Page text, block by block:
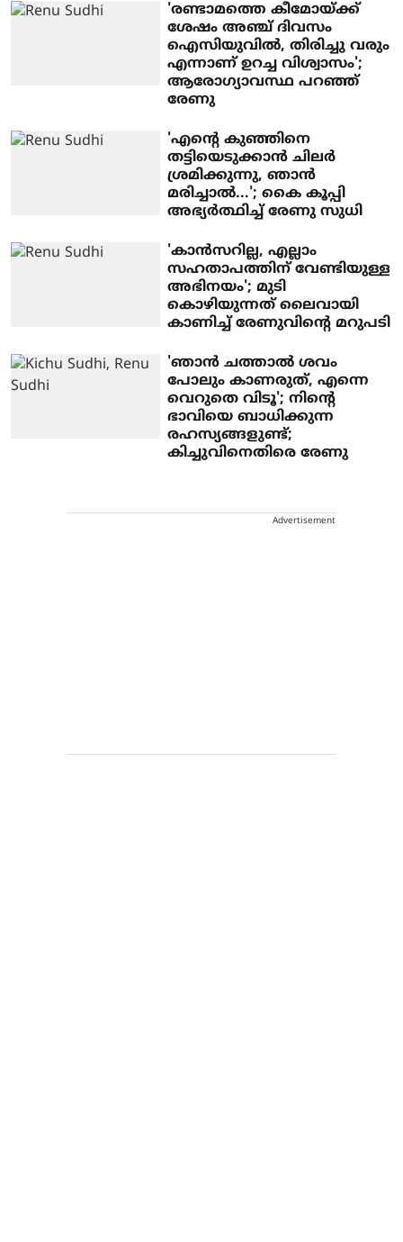
'രണ്ടാമത്തെ കീമോയ്ക്ക്
ശേഷം അഞ്ച് ദിവസം
ഐസിയുവിൽ, തിരിച്ചു വരും
എന്നാണ് ഉറച്ച വിശ്വാസം';
ആരോ​ഗ്യാവസ്ഥ പറഞ്ഞ്
രേണു
'എന്റെ കുഞ്ഞിനെ
തട്ടിയെടുക്കാന്‍ ചിലര്‍
ശ്രമിക്കുന്നു, ഞാന്‍
മരിച്ചാല്‍...'; കെെ കൂപ്പി
അഭ്യർത്ഥിച്ച് രേണു സുധി
'കാന്‍സറില്ല, എല്ലാം
സഹതാപത്തിന് വേണ്ടിയുള്ള
അഭിനയം'; മുടി
കൊഴിയുന്നത് ലൈവായി
കാണിച്ച് രേണുവിന്റെ മറുപടി
'ഞാന്‍ ചത്താല്‍ ശവം
പോലും കാണരുത്, എന്നെ
വെറുതെ വിടൂ'; നിന്റെ
ഭാവിയെ ബാധിക്കുന്ന
രഹസ്യങ്ങളുണ്ട്;
കിച്ചുവിനെതിരെ രേണു
Advertisement